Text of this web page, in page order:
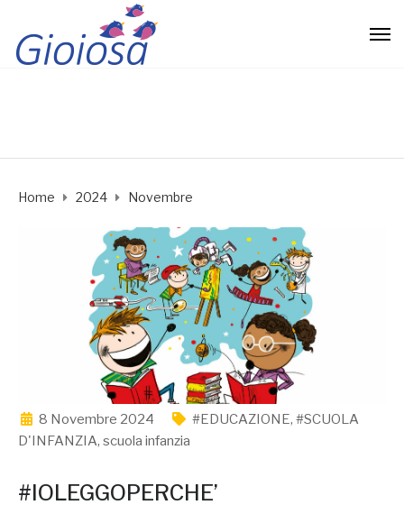
Home 2024 Novembre
8 Novembre 2024 #EDUCAZIONE, #SCUOLA
D'INFANZIA, scuola infanzia
#IOLEGGOPERCHE’